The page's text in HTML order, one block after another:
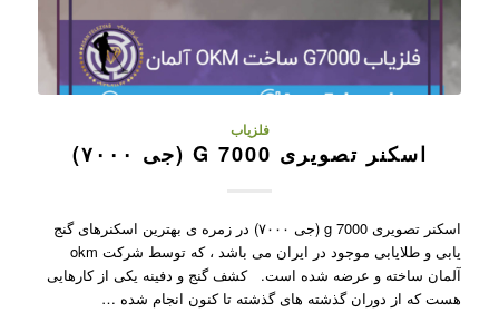
فلزیاب
اسکنر تصویری G 7000 (جی ۷۰۰۰)
اسکنر تصویری g 7000 (جی ۷۰۰۰) در زمره ی بهترین اسکنرهای گنج
یابی و طلایابی موجود در ایران می باشد ، که توسط شرکت okm
آلمان ساخته و عرضه شده است. کشف گنج و دفینه یکی از کارهایی
هست که از دوران گذشته های گذشته تا کنون انجام شده …